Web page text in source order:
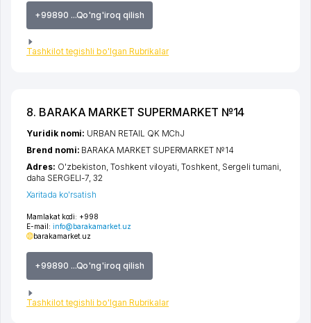
+99890 ...Qo'ng'iroq qilish
Tashkilot tegishli bo'lgan Rubrikalar
8. BARAKA MARKET SUPERMARKET №14
Mamlakat kodi: +998
E-mail: info@barakamarket.uz
barakamarket.uz
+99890 ...Qo'ng'iroq qilish
Tashkilot tegishli bo'lgan Rubrikalar
Yuridik nomi: URBAN RETAIL QK MChJ
Brend nomi: BARAKA MARKET SUPERMARKET №14
Adres: O'zbekiston,Toshkent viloyati,Toshkent, Sergeli tumani,
daha SERGELI-7, 32
Xaritada ko'rsatish